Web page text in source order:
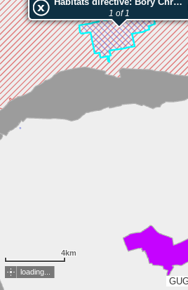
1 of 1
4km
loading...